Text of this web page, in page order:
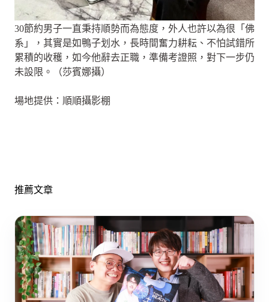
30節約男子一直秉持順勢而為態度，外人也許以為很「佛
系」，其實是如鴨子划水，長時間奮力耕耘、不怕試錯所
累積的收穫，如今他辭去正職，準備考證照，對下一步仍
未設限。（莎賓娜攝）
場地提供：順順攝影棚
推薦文章